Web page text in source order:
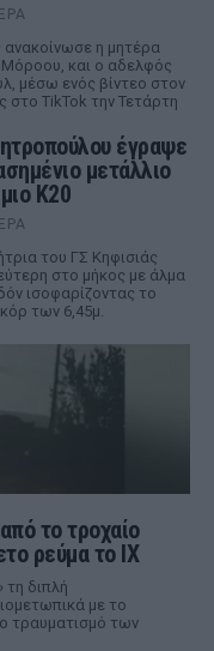
ανακοίνωσε η μητέρα
Μόροου, και ο αδελφός
μέσω ενός βίντεο στον
στο TikTok την Τετάρτη
έγραψε
μετάλλιο
Κ20
του ΓΣ Κηφισιάς
στο μήκος με άλμα
ισοφαρίζοντας το
των 6,45μ.
το τροχαίο
ρεύμα το ΙΧ
διπλή
με το
τραυματισμό των